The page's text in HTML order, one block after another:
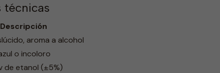
técnicas
aroma a alcohol
o incoloro
de etanol (±5%)